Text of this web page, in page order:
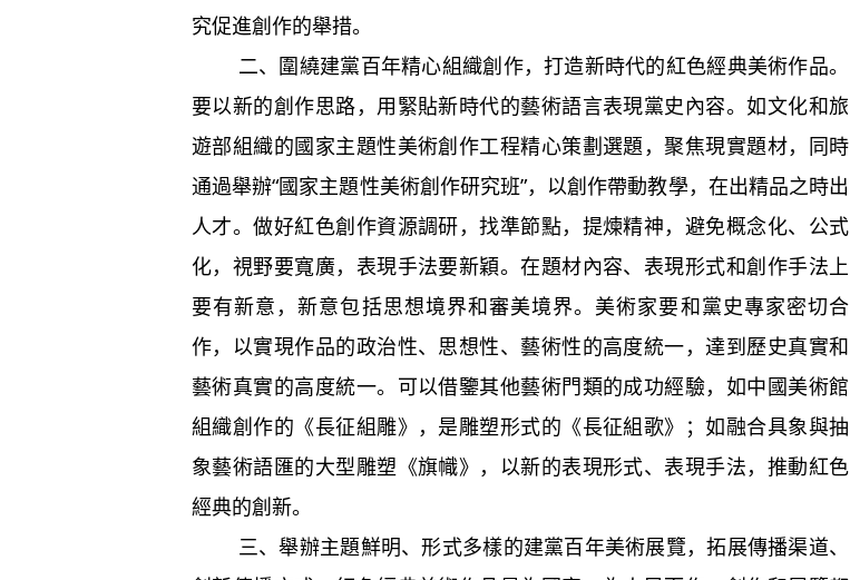
究促進創作的舉措。
二、圍繞建黨百年精心組織創作，打造新時代的紅色經典美術作品。
要以新的創作思路，用緊貼新時代的藝術語言表現黨史內容。如文化和旅
遊部組織的國家主題性美術創作工程精心策劃選題，聚焦現實題材，同時
通過舉辦“國家主題性美術創作研究班”，以創作帶動教學，在出精品之時出
人才。做好紅色創作資源調研，找準節點，提煉精神，避免概念化、公式
化，視野要寬廣，表現手法要新穎。在題材內容、表現形式和創作手法上
要有新意，新意包括思想境界和審美境界。美術家要和黨史專家密切合
作，以實現作品的政治性、思想性、藝術性的高度統一，達到歷史真實和
藝術真實的高度統一。可以借鑒其他藝術門類的成功經驗，如中國美術館
組織創作的《長征組雕》，是雕塑形式的《長征組歌》；如融合具象與抽
象藝術語匯的大型雕塑《旗幟》，以新的表現形式、表現手法，推動紅色
經典的創新。
三、舉辦主題鮮明、形式多樣的建黨百年美術展覽，拓展傳播渠道、